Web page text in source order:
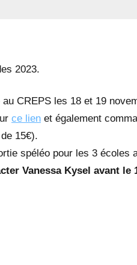
2023.
CREPS les 18 et 19
ce lien et également
15€).
spéléo pour les 3 écoles
Vanessa Kysel avant le